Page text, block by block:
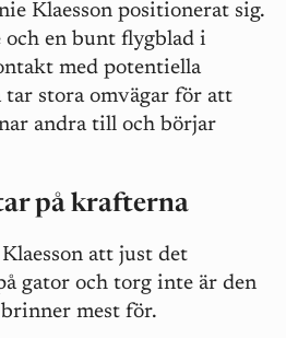
Klaesson positionerat sig.
en bunt flygblad i
med potentiella
tar stora omvägar för att
andra till och börjar
på krafterna
att just det
gator och torg inte är den
mest för.